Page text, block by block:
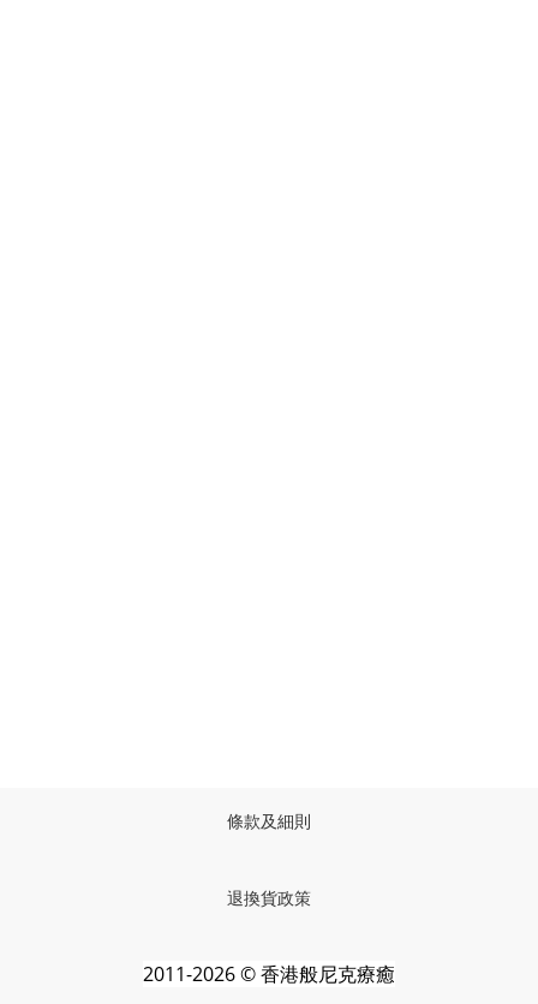
條款及細則
退換貨政策
2011-2026 © 香港般尼克療癒